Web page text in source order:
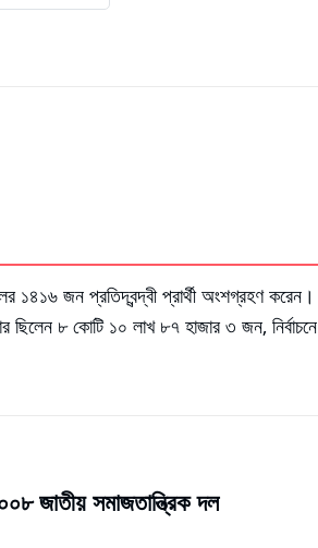
১৪১৬ জন প্রতিদ্বন্দ্বী প্রার্থী অংশগ্রহণ করেন।
৮ কোটি ১০ লাখ ৮৭ হাজার ৩ জন, নির্বাচনে
জাতীয় সমাজতান্ত্রিক দল